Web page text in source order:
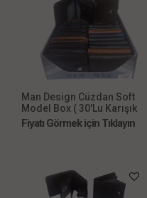
Man Design Cüzdan Soft
Model Box ( 30'Lu Karışık
Box)
Fiyatı Görmek için Tıklayın